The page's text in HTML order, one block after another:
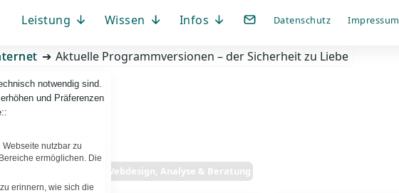
Leistung Wissen Infos Datenschutz Impressum
Aktuelle Programmversionen – der Sicherheit zu Liebe
News – IT. Web. Einfach. Webdesign, Analyse & Beratung
notwendig sind.
und Präferenzen
nutzbar zu
ermöglichen. Die
erinnern, wie sich die